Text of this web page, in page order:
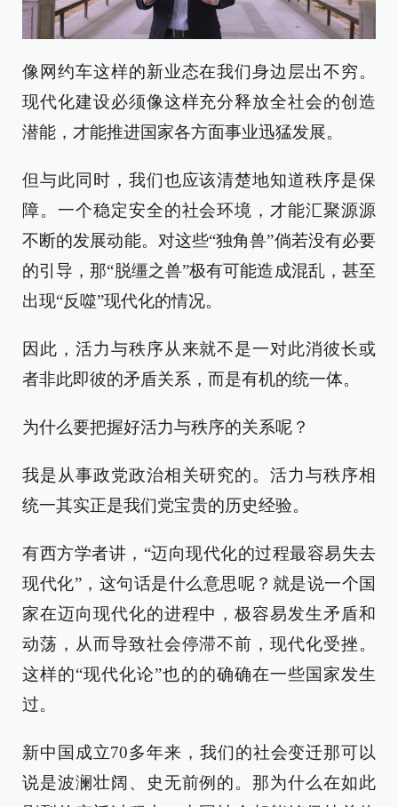
像网约车这样的新业态在我们身边层出不穷。
现代化建设必须像这样充分释放全社会的创造
潜能，才能推进国家各方面事业迅猛发展。
但与此同时，我们也应该清楚地知道秩序是保
障。一个稳定安全的社会环境，才能汇聚源源
不断的发展动能。对这些“独角兽”倘若没有必要
的引导，那“脱缰之兽”极有可能造成混乱，甚至
出现“反噬”现代化的情况。
因此，活力与秩序从来就不是一对此消彼长或
者非此即彼的矛盾关系，而是有机的统一体。
为什么要把握好活力与秩序的关系呢？
我是从事政党政治相关研究的。活力与秩序相
统一其实正是我们党宝贵的历史经验。
有西方学者讲，“迈向现代化的过程最容易失去
现代化”，这句话是什么意思呢？就是说一个国
家在迈向现代化的进程中，极容易发生矛盾和
动荡，从而导致社会停滞不前，现代化受挫。
这样的“现代化论”也的的确确在一些国家发生
过。
新中国成立70多年来，我们的社会变迁那可以
说是波澜壮阔、史无前例的。那为什么在如此